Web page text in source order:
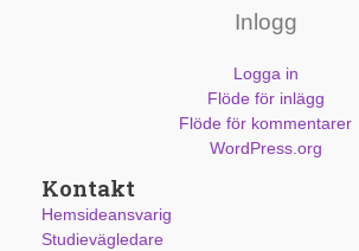
Inlogg
Logga in
Flöde för inlägg
Flöde för kommentarer
WordPress.org
Kontakt
Hemsideansvarig
Studievägledare